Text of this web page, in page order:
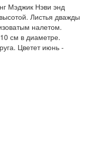
Мэджик Нэви энд
Листья дважды
налетом.
см в диаметре.
Цветет июнь -